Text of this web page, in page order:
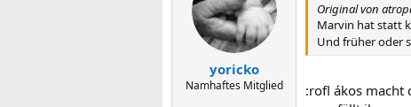
yoricko
Namhaftes Mitglied
Original von
Marvin hat statt
Und früher oder
:rofl ákos macht